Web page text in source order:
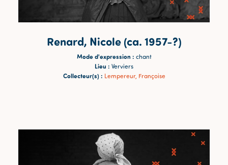
Renard, Nicole (ca. 1957-?)
Mode d'expression : chant
Lieu : Verviers
Collecteur(s) : Lempereur, Françoise